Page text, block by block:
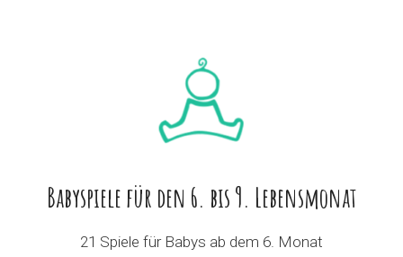
Babyspiele für den 6. bis 9. Lebensmonat
21 Spiele für Babys ab dem 6. Monat